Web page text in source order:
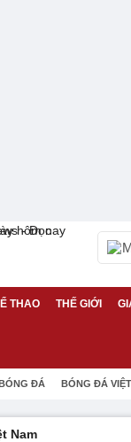
THAO THẾ GIỚI
ĐÁ BÓNG ĐÁ
Nam